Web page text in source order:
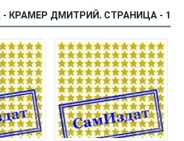
- КРАМЕР ДМИТРИЙ. СТРАНИЦА - 1